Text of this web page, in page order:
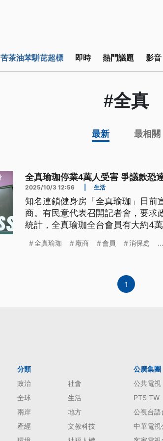
苦茶油苯駢芘超標 即時 熱門議題 影音
#全真
最新 最相關
全真瑜珈停業4萬人受害 爭議款恐
2025/10/3 12:56 生活
知名連鎖健身房「全真瑜珈」日前
商。有民意代表召開記者會，要求
統計，全真瑜珈全台會員有大約4
不排除透過團體訴訟保障消費者權
全真瑜珈 廠商 會員 消保處 ...
1
分類
政治
社會
全球
生活
兩岸
地方
產經
文教科技
公廣集團
公共電視
PTS TW
公視台語
中華電視